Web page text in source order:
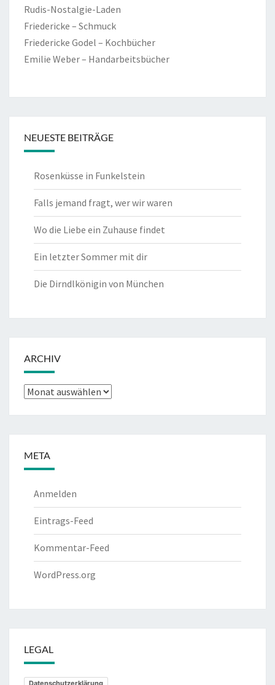
Rudis-Nostalgie-Laden
Friedericke – Schmuck
Friedericke Godel – Kochbücher
Emilie Weber – Handarbeitsbücher
NEUESTE BEITRÄGE
Rosenküsse in Funkelstein
Falls jemand fragt, wer wir waren
Wo die Liebe ein Zuhause findet
Ein letzter Sommer mit dir
Die Dirndlkönigin von München
ARCHIV
Archiv
META
Anmelden
Eintrags-Feed
Kommentar-Feed
WordPress.org
LEGAL